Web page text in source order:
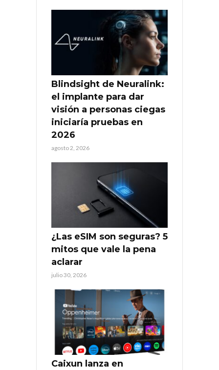
Blindsight de Neuralink:
el implante para dar
visión a personas ciegas
iniciaría pruebas en
2026
agosto 2, 2026
¿Las eSIM son seguras? 5
mitos que vale la pena
aclarar
julio 30, 2026
Caixun lanza en